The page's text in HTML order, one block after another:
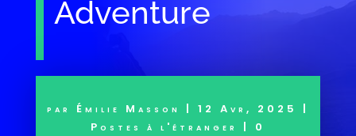
Adventure
par Émilie Masson | 12 Avr, 2025
|
Postes à l'étranger
| 0